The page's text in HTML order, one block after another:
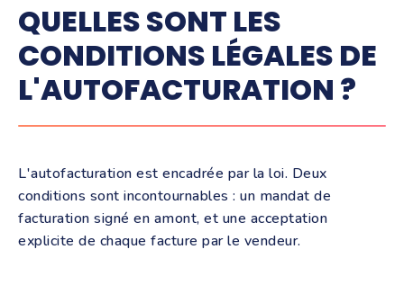
QUELLES SONT LES
CONDITIONS LÉGALES DE
L'AUTOFACTURATION ?
L'autofacturation est encadrée par la loi. Deux
conditions sont incontournables : un mandat de
facturation signé en amont, et une acceptation
explicite de chaque facture par le vendeur.